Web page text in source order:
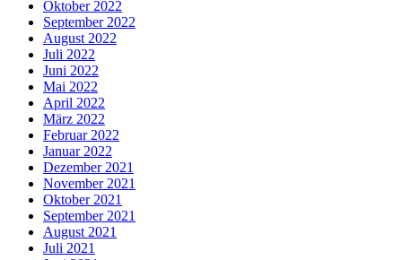
Oktober 2022
September 2022
August 2022
Juli 2022
Juni 2022
Mai 2022
April 2022
März 2022
Februar 2022
Januar 2022
Dezember 2021
November 2021
Oktober 2021
September 2021
August 2021
Juli 2021